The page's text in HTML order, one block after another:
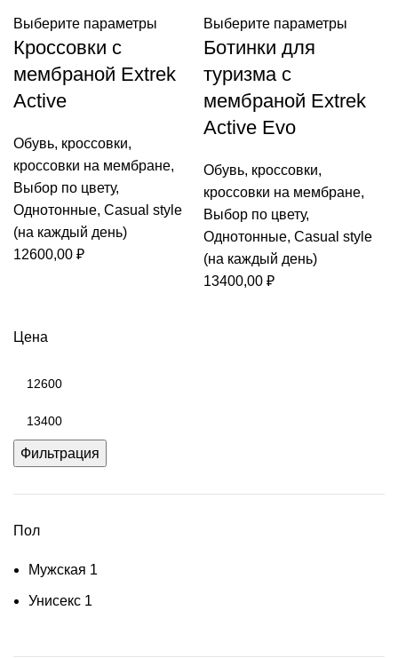
Цена
Фильтрация
Пол
Мужская 1
Унисекс 1
Выберите параметры
Кроссовки с
мембраной Extrek
Active
Обувь, кроссовки,
кроссовки на мембране,
Выбор по цвету,
Однотонные, Casual style
(на каждый день)
12600,00 ₽
Выберите параметры
Ботинки для
туризма с
мембраной Extrek
Active Evo
Обувь, кроссовки,
кроссовки на мембране,
Выбор по цвету,
Однотонные, Casual style
(на каждый день)
13400,00 ₽